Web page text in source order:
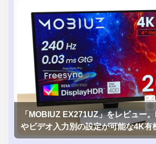
「MOBIUZ EX271UZ」をレビュー
やビデオ入力別の設定が可能な4K有
グモニタを徹底検証